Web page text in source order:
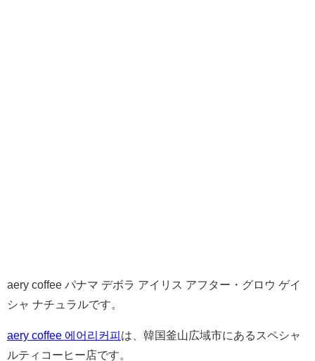
aery coffee パナマ デボラ アイリス アフター・グロウ ゲイ
シャ ナチュラルです。
aery coffee 에어리커피は、韓国釜山広域市にあるスペシャ
ルティコーヒー店です。